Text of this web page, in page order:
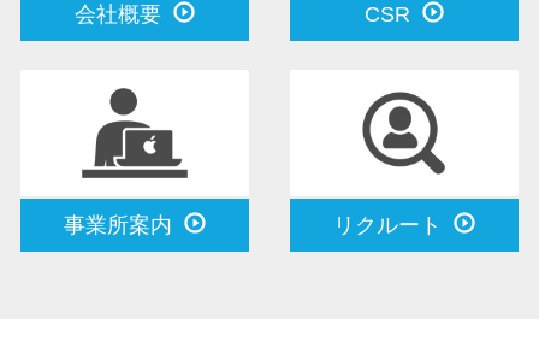
会社概要 CSR
事業所案内 リクルート